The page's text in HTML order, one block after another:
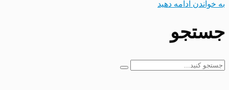
به خواندن ادامه دهید
جستجو
جستجو